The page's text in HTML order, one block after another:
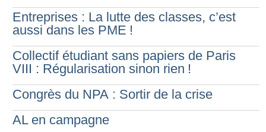
Entreprises : La lutte des classes, c’est
aussi dans les PME !
Collectif étudiant sans papiers de Paris
VIII : Régularisation sinon rien !
Congrès du NPA : Sortir de la crise
AL en campagne